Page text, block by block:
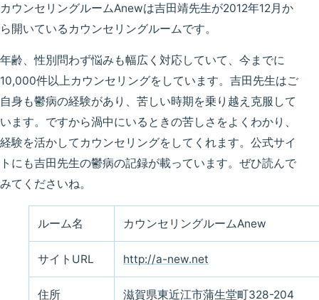
カウンセリングルームAnewは吉田靖先生が2012年12月か
ら開いているカウンセリングルームです。
年齢、性別問わず悩みも幅広く対応していて、今までに
10,000件以上カウンセリングをしています。吉田先生はご
自身も鬱病の経験があり、苦しい時期を乗り越え克服して
います。ですから渦中にいるときの苦しさをよくわかり、
経験を活かしてカウンセリングをしてくれます。公式サイ
トにも吉田先生の鬱病の記録が載っています。ぜひ読んで
みてくださいね。
ルーム名 カウンセリングルームAnew
サイトURL http://a-new.net
住所 滋賀県東近江市蒲生堂町328-204